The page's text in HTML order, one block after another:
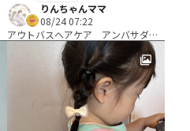
りんちゃんママ
08/24 07:22
アウトバスヘアケア アンバサダ
ー Ｂコース：＼使って編み出す／
ヘアアレンジ考案コース